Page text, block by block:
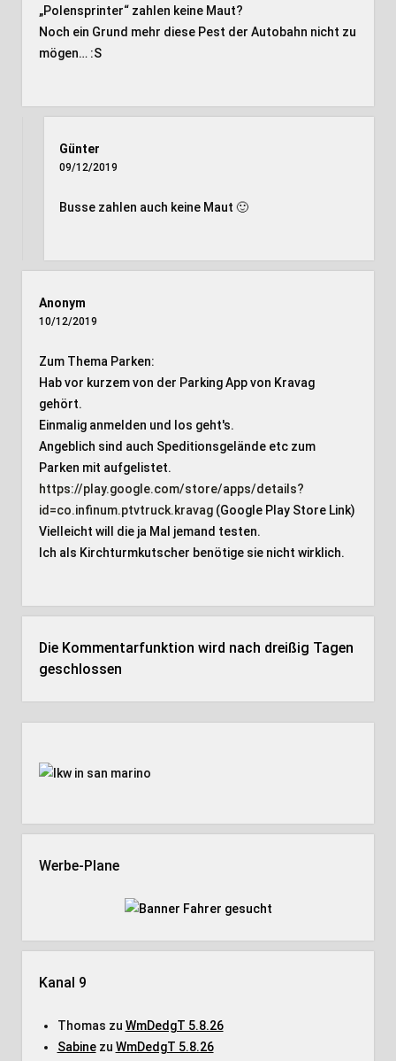
„Polensprinter“ zahlen keine Maut?
Noch ein Grund mehr diese Pest der Autobahn nicht zu
mögen… :S
Günter
09/12/2019
Busse zahlen auch keine Maut 🙂
Anonym
10/12/2019
Zum Thema Parken:
Hab vor kurzem von der Parking App von Kravag
gehört.
Einmalig anmelden und los geht's.
Angeblich sind auch Speditionsgelände etc zum
Parken mit aufgelistet.
https://play.google.com/store/apps/details?
id=co.infinum.ptvtruck.kravag(Google Play Store Link)
Vielleicht will die ja Mal jemand testen.
Ich als Kirchturmkutscher benötige sie nicht wirklich.
Die Kommentarfunktion wird nach dreißig Tagen
geschlossen
Werbe-Plane
Kanal 9
Thomas zu WmDedgT 5.8.26
Sabinezu WmDedgT 5.8.26